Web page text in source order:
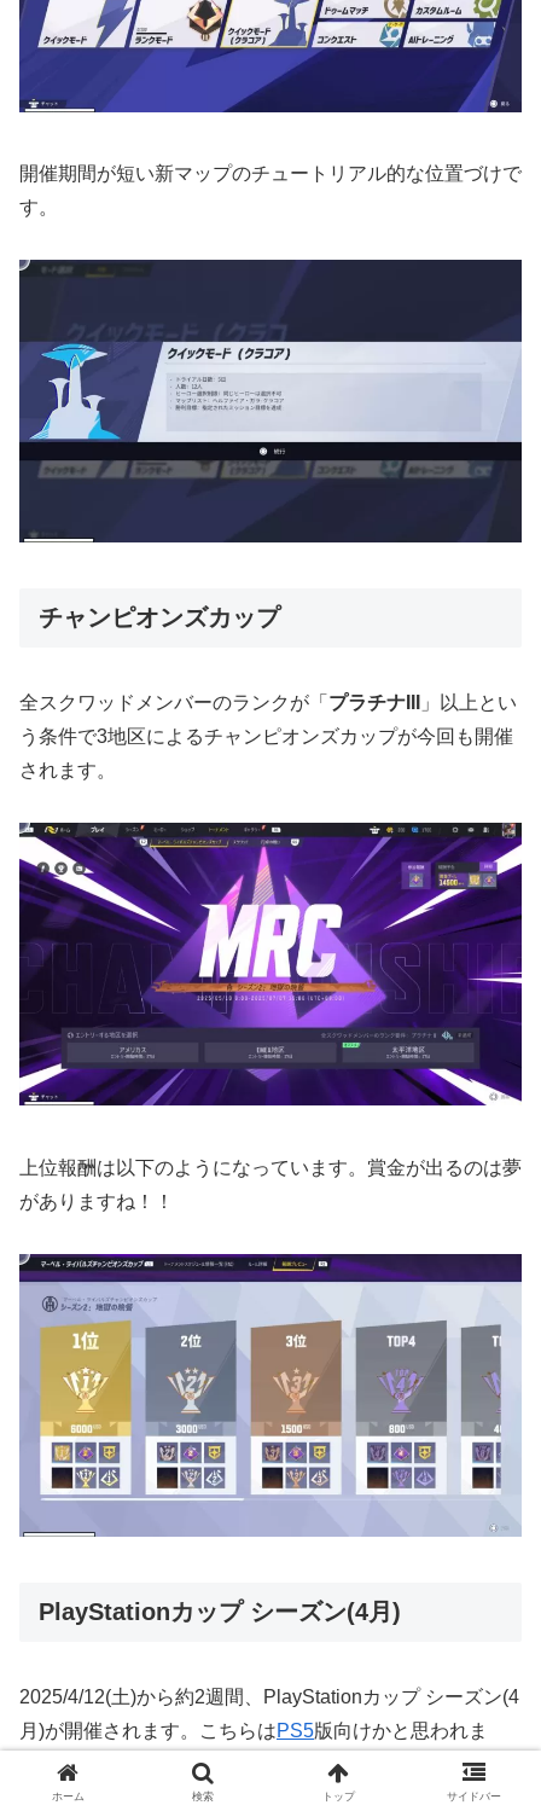
開催期間が短い新マップのチュートリアル的な位置づけで
す。
チャンピオンズカップ
全スクワッドメンバーのランクが「 プラチナIII
」以上とい
う条件で3地区によるチャンピオンズカップが今回も開催
されます。
上位報酬は以下のようになっています。賞金が出るのは夢
がありますね！！
PlayStationカップ シーズン(4月)
2025/4/12(土)から約2週間、PlayStationカップ シーズン(4
月)が開催されます。こちらはPS5版向けかと思われま
す。現金としての報酬は得られませんが、クレジットなど
が貰えるスクワッドメンバーランク条件の無いカップ戦と
ホーム 検索 トップ サイドバー